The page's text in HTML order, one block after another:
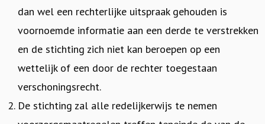
dan wel een rechterlijke uitspraak gehouden is
voornoemde informatie aan een derde te verstrekken
en de stichting zich niet kan beroepen op een
wettelijk of een door de rechter toegestaan
verschoningsrecht.
De stichting zal alle redelijkerwijs te nemen